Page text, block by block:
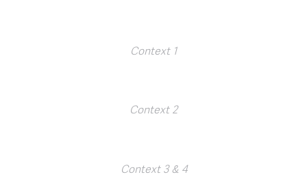
Context 1
Context 2
Context 3 & 4